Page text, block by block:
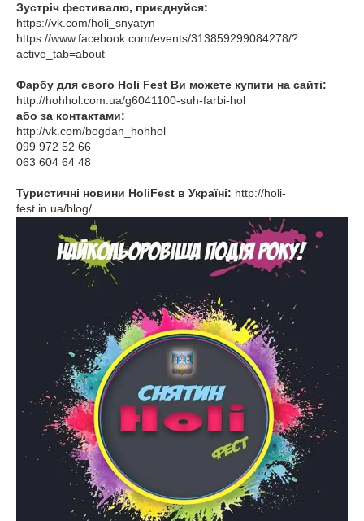
Зустріч фестивалю, приєднуйся:
https://vk.com/holi_snyatyn
https://www.facebook.com/events/313859299084278/?
active_tab=about
Фарбу для свого Holi Fest Ви можете купити на сайті:
http://hohhol.com.ua/g6041100-suh-farbi-hol
або за контактами:
http://vk.com/bogdan_hohhol
099 972 52 66
063 604 64 48
Туристичні новини HoliFest в Україні: http://holi-
fest.in.ua/blog/